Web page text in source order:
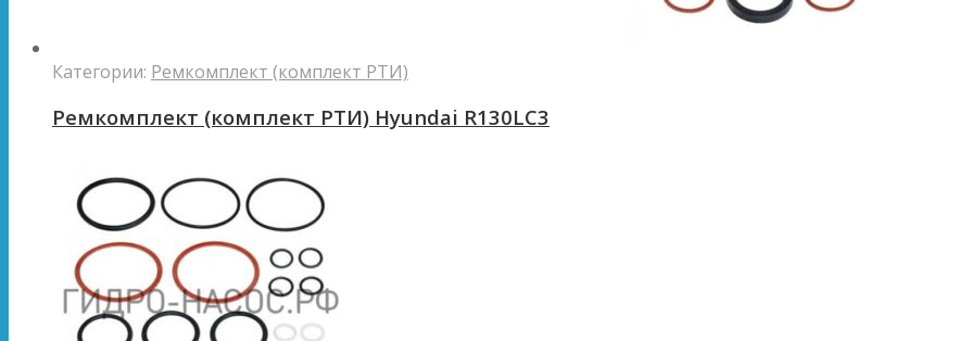
Категории: Ремкомплект (комплект РТИ)
Ремкомплект (комплект РТИ) Hyundai R130LC3